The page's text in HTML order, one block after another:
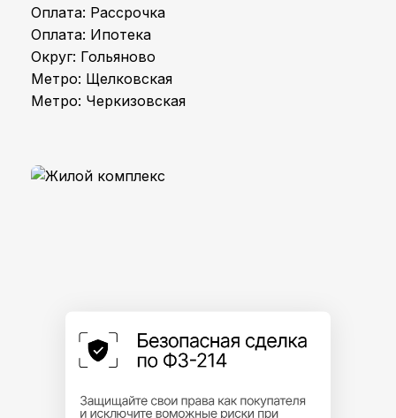
Оплата: Рассрочка
Оплата: Ипотека
Округ: Гольяново
Метро: Щелковская
Метро: Черкизовская